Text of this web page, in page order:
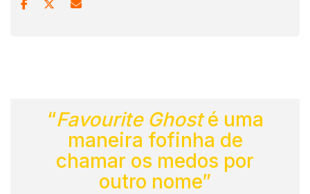
“Favourite Ghosté uma
maneira fofinha de
chamar os medos por
outro nome”